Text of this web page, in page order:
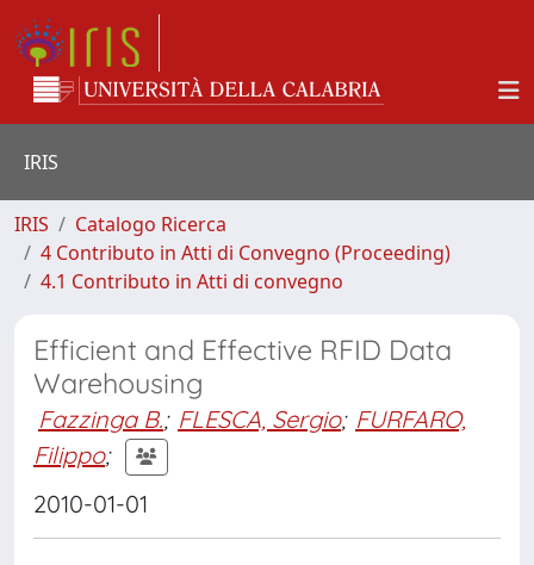
IRIS
IRIS
Catalogo Ricerca
4 Contributo in Atti di Convegno (Proceeding)
4.1 Contributo in Atti di convegno
Efficient and Effective RFID Data
Warehousing
Fazzinga B.; FLESCA, Sergio; FURFARO,
Filippo;
2010-01-01